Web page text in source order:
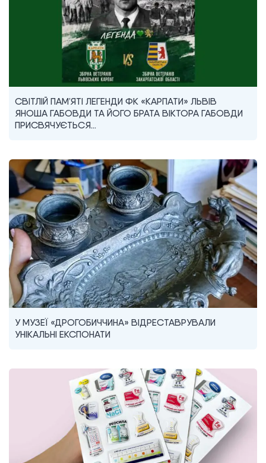
СВІТЛІЙ ПАМ’ЯТІ ЛЕГЕНДИ ФК «КАРПАТИ» ЛЬВІВ
ЯНОША ГАБОВДИ ТА ЙОГО БРАТА ВІКТОРА ГАБОВДИ
ПРИСВЯЧУЄТЬСЯ…
У МУЗЕЇ «ДРОГОБИЧЧИНА» ВІДРЕСТАВРУВАЛИ
УНІКАЛЬНІ ЕКСПОНАТИ